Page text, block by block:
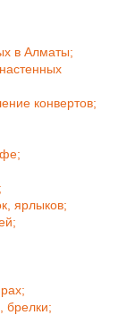
в Алматы;
конвертов;
ярлыков;
брелки;